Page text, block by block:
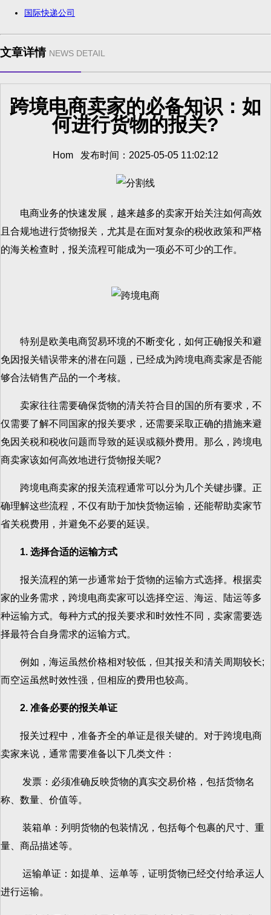
国际快递公司
文章详情 NEWS DETAIL
跨境电商卖家的必备知识：如
何进行货物的报关?
Hom 发布时间：2025-05-05 11:02:12
电商业务的快速发展，越来越多的卖家开始关注如何高效
且合规地进行货物报关，尤其是在面对复杂的税收政策和严格
的海关检查时，报关流程可能成为一项必不可少的工作。
特别是欧美电商贸易环境的不断变化，如何正确报关和避
免因报关错误带来的潜在问题，已经成为跨境电商卖家是否能
够合法销售产品的一个考核。
卖家往往需要确保货物的清关符合目的国的所有要求，不
仅需要了解不同国家的报关要求，还需要采取正确的措施来避
免因关税和税收问题而导致的延误或额外费用。那么，跨境电
商卖家该如何高效地进行货物报关呢?
跨境电商卖家的报关流程通常可以分为几个关键步骤。正
确理解这些流程，不仅有助于加快货物运输，还能帮助卖家节
省关税费用，并避免不必要的延误。
1. 选择合适的运输方式
报关流程的第一步通常始于货物的运输方式选择。根据卖
家的业务需求，跨境电商卖家可以选择空运、海运、陆运等多
种运输方式。每种方式的报关要求和时效性不同，卖家需要选
择最符合自身需求的运输方式。
例如，海运虽然价格相对较低，但其报关和清关周期较长;
而空运虽然时效性强，但相应的费用也较高。
2. 准备必要的报关单证
报关过程中，准备齐全的单证是很关键的。对于跨境电商
卖家来说，通常需要准备以下几类文件：
发票：必须准确反映货物的真实交易价格，包括货物名
称、数量、价值等。
装箱单：列明货物的包装情况，包括每个包裹的尺寸、重
量、商品描述等。
运输单证：如提单、运单等，证明货物已经交付给承运人
进行运输。